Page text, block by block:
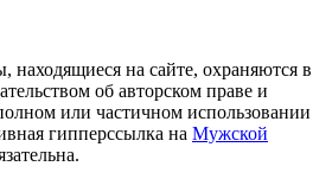
находящиеся на сайте, охраняются в
об авторском праве и
или частичном использовании
гипперссылка на Мужской